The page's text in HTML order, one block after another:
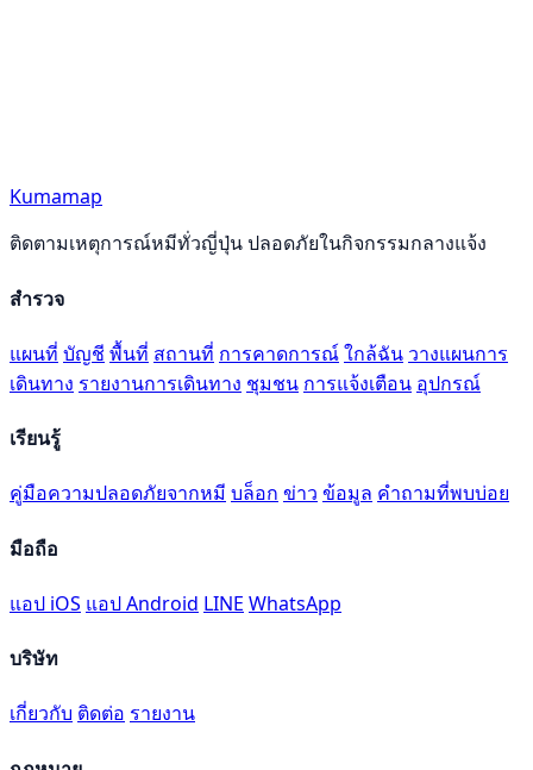
Kumamap
ติดตามเหตุการณ์หมีทั่วญี่ปุ่น ปลอดภัยในกิจกรรมกลางแจ้ง
สำรวจ
แผนที่ บัญชี พื้นที่ สถานที่ การคาดการณ์ใกล้ฉัน วางแผนการ
เดินทาง รายงานการเดินทาง ชุมชน การแจ้งเตือน อุปกรณ์
เรียนรู้
คู่มือความปลอดภัยจากหมี บล็อก ข่าว ข้อมูล คำถามที่พบบ่อย
มือถือ
แอป iOS แอป Android LINE WhatsApp
บริษัท
เกี่ยวกับ ติดต่อ รายงาน